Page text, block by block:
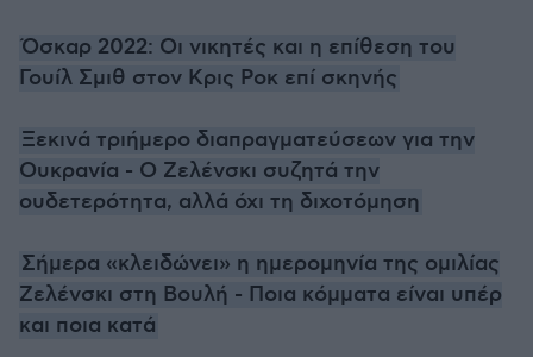
Όσκαρ 2022: Οι νικητές και η επίθεση του
Γουίλ Σμιθ στον Κρις Ροκ επί σκηνής
Ξεκινά τριήμερο διαπραγματεύσεων για την
Ουκρανία - Ο Ζελένσκι συζητά την
ουδετερότητα, αλλά όχι τη διχοτόμηση
Σήμερα «κλειδώνει» η ημερομηνία της ομιλίας
Ζελένσκι στη Βουλή - Ποια κόμματα είναι υπέρ
και ποια κατά